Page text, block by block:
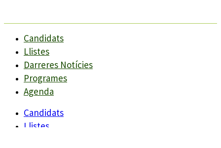
Candidats
Llistes
Darreres Notícies
Programes
Agenda
Candidats
Llistes